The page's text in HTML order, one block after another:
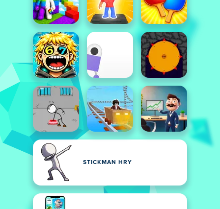
STICKMAN HRY